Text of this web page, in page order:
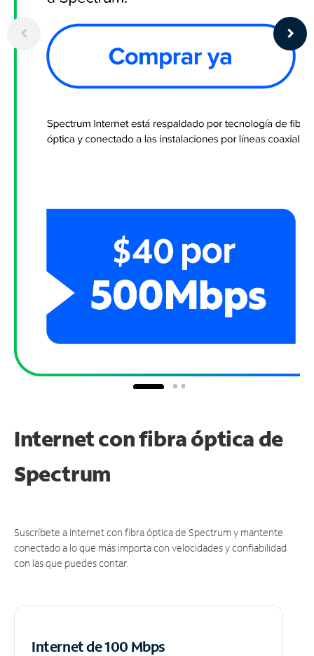
Internet con fibra óptica de
Spectrum
Suscríbete a Internet con fibra óptica de Spectrum y mantente
conectado a lo que más importa con velocidades y confiabilidad
con las que puedes contar.
Internet de 100 Mbps